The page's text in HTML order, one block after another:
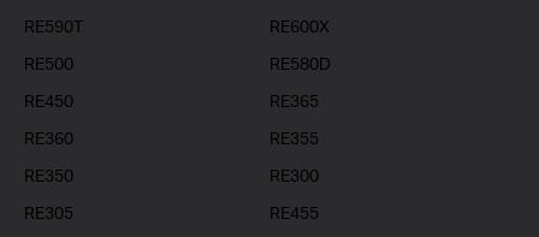
RE590T
RE600X
RE500
RE580D
RE450
RE365
RE360
RE355
RE350
RE300
RE305
RE455